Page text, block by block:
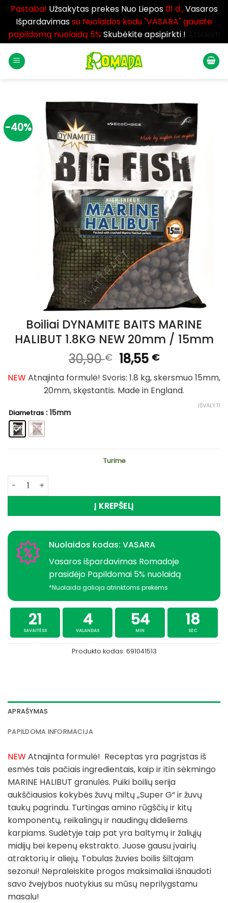
Pastaba! Užsakytas prekes Nuo Liepos01 d.,Vasaros
Išpardavimassu Nuolaidos kodu "VASARA" gausite
papildomą nuolaidą 5%Skubėkite apsipirkti !
-40%
Boiliai DYNAMITE BAITS MARINE
HALIBUT 1.8KG NEW 20mm / 15mm
30,90€ Original
price
was:
30,90 €.
18,55 €Current
price
is:
18,55 €.
NEWAtnajinta formulė! Svoris: 1.8 kg, skersmuo 15mm,
20mm, skęstantis. Made in England.
Diametras : 15mm
IŠVALYTI
Turime
produkto kiekis: Boiliai DYNAMITE BAITS MARINE HALIBUT
Į KREPŠELĮ
Nuolaidos kodas: VASARA
Vasaros išpardavimas Romadoje
prasidėjo Papildomai 5% nuolaidą
*Nuolaida galioja atrinktoms prekėms
21
SAVAITĖSS
4
VALANDAS
54
MIN
17
SEC
Produkto kodas: 691041513
APRAŠYMAS
PAPILDOMA INFORMACIJA
NEWAtnajinta formulė! Receptas yra pagrįstas iš
esmės tais pačiais ingredientais, kaip ir itin sėkmingo
MARINE HALIBUT granulės. Puiki boilių serija
aukščiausios kokybės žuvų miltų „Super G“ ir žuvų
taukų pagrindu. Turtingas amino rūgščių ir kitų
komponentų, reikalingų ir naudingų dideliems
karpiams. Sudėtyje taip pat yra baltymų ir žaliųjų
midijų bei kepenų ekstrakto. Juose gausu įvairių
atraktorių ir aliejų. Tobulas žuvies boilis šiltajam
sezonui! Nepraleiskite progos maksimaliai išnaudoti
savo žvejybos nuotykius su mūsų neprilygstamu
masalu!